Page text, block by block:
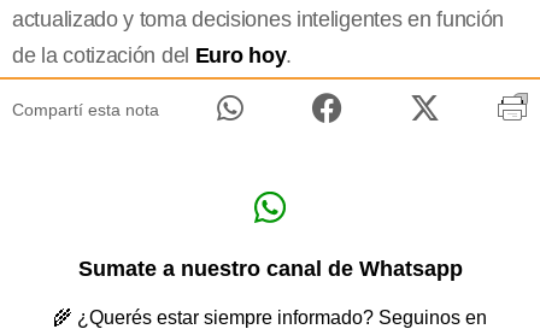
actualizado y toma decisiones inteligentes en función
de la cotización del Euro hoy.
Compartí esta nota
Sumate a nuestro canal de Whatsapp
🌾 ¿Querés estar siempre informado? Seguinos en